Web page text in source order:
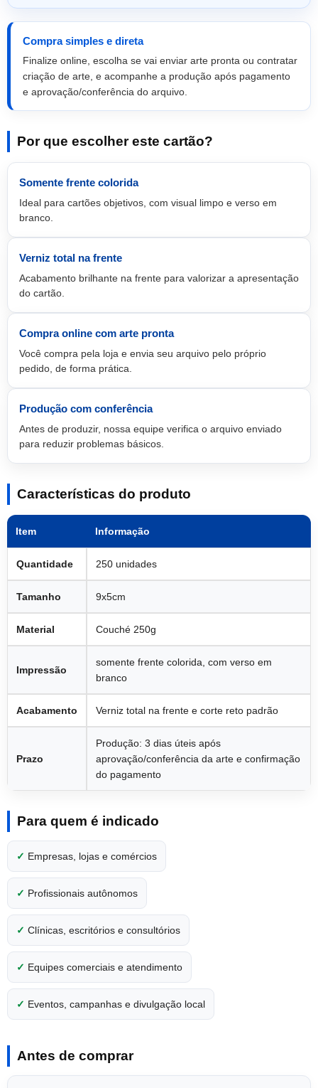
Compra simples e direta
Finalize online, escolha se vai enviar arte pronta ou contratar
criação de arte, e acompanhe a produção após pagamento
e aprovação/conferência do arquivo.
Por que escolher este cartão?
Somente frente colorida
Ideal para cartões objetivos, com visual limpo e verso em
branco.
Verniz total na frente
Acabamento brilhante na frente para valorizar a apresentação
do cartão.
Compra online com arte pronta
Você compra pela loja e envia seu arquivo pelo próprio
pedido, de forma prática.
Produção com conferência
Antes de produzir, nossa equipe verifica o arquivo enviado
para reduzir problemas básicos.
Características do produto
Item Informação
Quantidade 250 unidades
Tamanho 9x5cm
Material Couché 250g
Impressão
somente frente colorida, com verso em
branco
Acabamento Verniz total na frente e corte reto padrão
Prazo
Produção: 3 dias úteis após
aprovação/conferência da arte e confirmação
do pagamento
Para quem é indicado
✓ Empresas, lojas e comércios
✓ Profissionais autônomos
✓ Clínicas, escritórios e consultórios
✓ Equipes comerciais e atendimento
✓ Eventos, campanhas e divulgação local
Antes de comprar